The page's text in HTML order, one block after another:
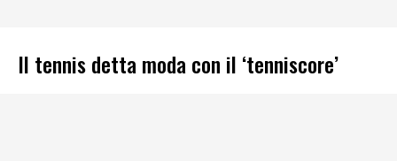
Il tennis detta moda con il ‘tenniscore’